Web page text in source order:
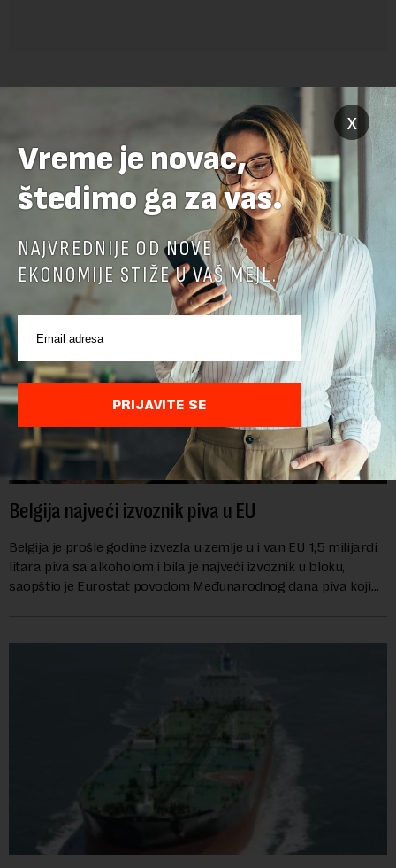
Belgija najveći izvoznik piva u EU
Belgija je prošle godine izvezla u zemlje u i van EU 1,5 milijardi
litara piva sa alkoholom i bila je najveći izvoznik u bloku,
saopštio je Eurostat povodom Međunarodnog dana piva koji
x
Vreme je novac,
štedimo ga za vas.
NAJVREDNIJE OD NOVE
EKONOMIJE STIŽE U VAŠ MEJL.
PRIJAVITE SE